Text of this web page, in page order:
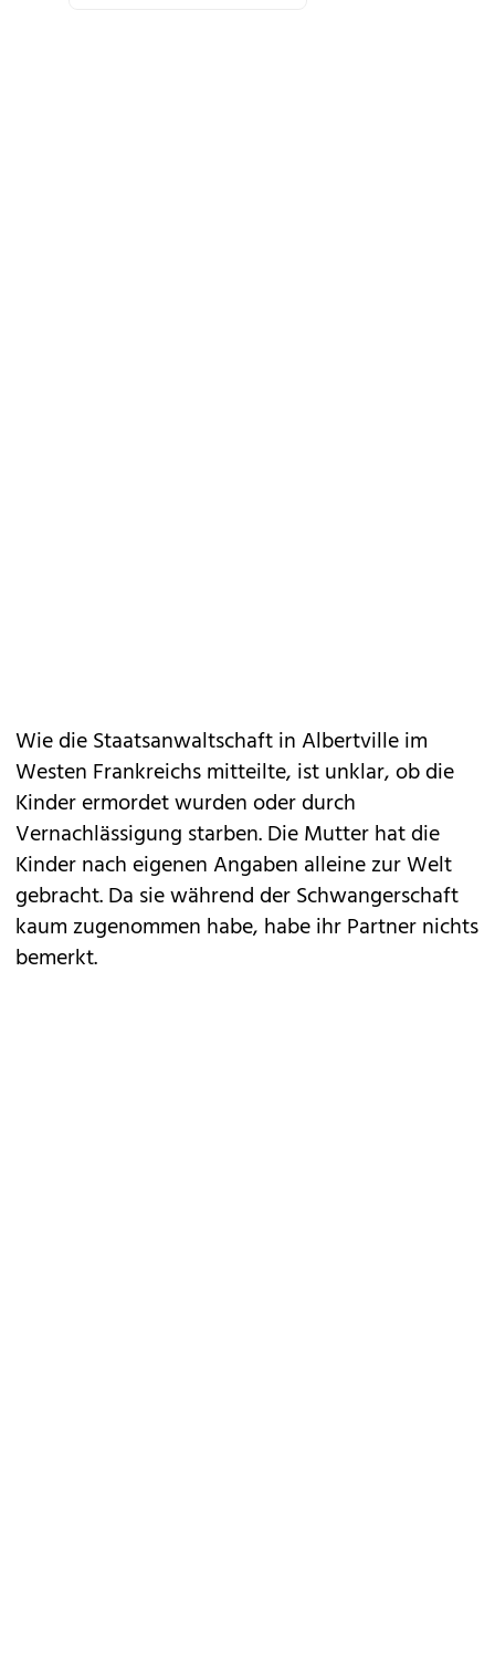
Wie die Staatsanwaltschaft in Albertville im
Westen Frankreichs mitteilte, ist unklar, ob die
Kinder ermordet wurden oder durch
Vernachlässigung starben. Die Mutter hat die
Kinder nach eigenen Angaben alleine zur Welt
gebracht. Da sie während der Schwangerschaft
kaum zugenommen habe, habe ihr Partner nichts
bemerkt.